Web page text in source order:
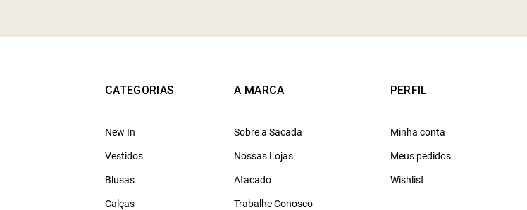
CATEGORIAS
New In
Vestidos
Blusas
Calças
A MARCA
Sobre a Sacada
Nossas Lojas
Atacado
Trabalhe Conosco
PERFIL
Minha conta
Meus pedidos
Wishlist